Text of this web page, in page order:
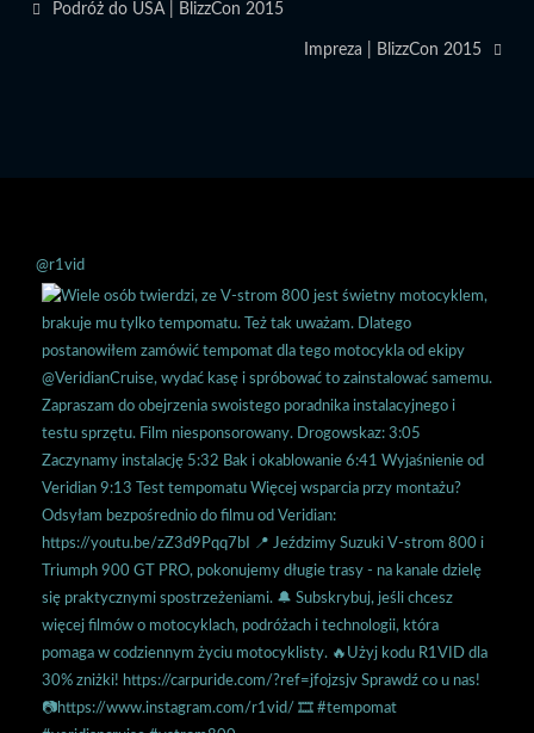
Podróż do USA | BlizzCon 2015
Impreza | BlizzCon 2015
@r1vid